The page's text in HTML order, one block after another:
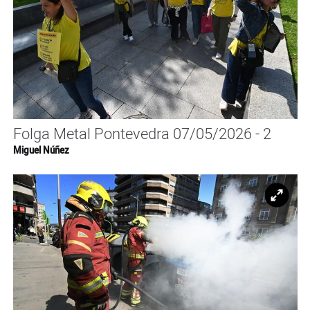
Folga Metal Pontevedra 07/05/2026 - 2
Miguel Núñez